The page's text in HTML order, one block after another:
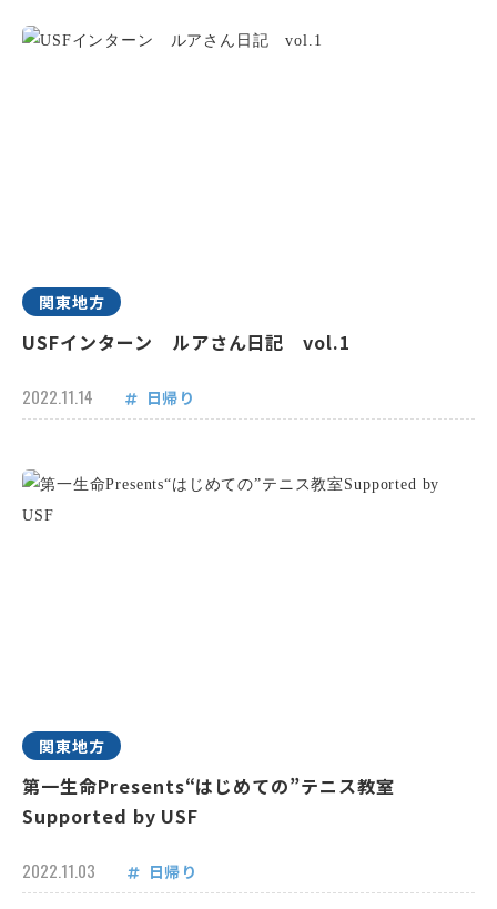
関東地方
USFインターン ルアさん日記 vol.1
2022.11.14 日帰り
関東地方
第一生命Presents“はじめての”テニス教室
Supported by USF
2022.11.03 日帰り